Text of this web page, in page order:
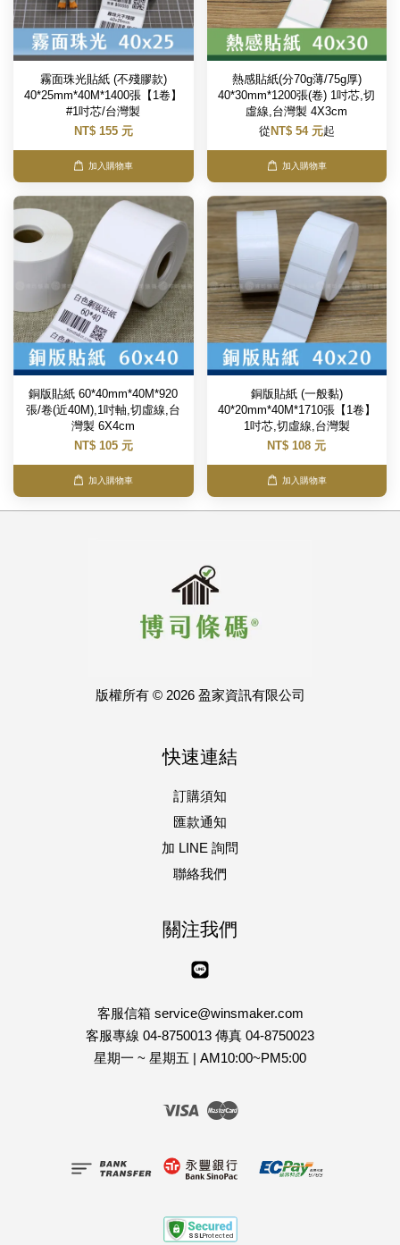
霧面珠光貼紙 (不殘膠款)
40*25mm*40M*1400張【1卷】
#1吋芯/台灣製
NT$ 155 元
加入購物車
熱感貼紙(分70g薄/75g厚)
40*30mm*1200張(卷) 1吋芯,切
虛線,台灣製 4X3cm
從 NT$ 54 元起
加入購物車
銅版貼紙 60*40mm*40M*920
張/卷(近40M),1吋軸,切虛線,台
灣製 6X4cm
NT$ 105 元
加入購物車
銅版貼紙 (一般黏)
40*20mm*40M*1710張【1卷】
1吋芯,切虛線,台灣製
NT$ 108 元
加入購物車
版權所有 © 2026 盈家資訊有限公司
快速連結
訂購須知
匯款通知
加 LINE 詢問
聯絡我們
關注我們
客服信箱 service@winsmaker.com
客服專線 04-8750013 傳真 04-8750023
星期一 ~ 星期五 | AM10:00~PM5:00
Visa Master